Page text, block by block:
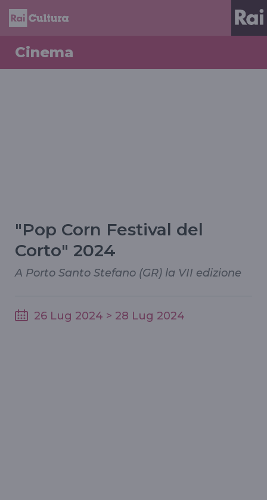
Cinema
"Pop Corn Festival del
Corto" 2024
A Porto Santo Stefano (GR) la VII edizione
26 Lug 2024 > 28 Lug 2024